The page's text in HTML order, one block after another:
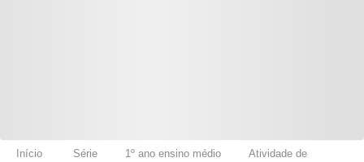
Início Série 1º ano ensino médio
Atividade de